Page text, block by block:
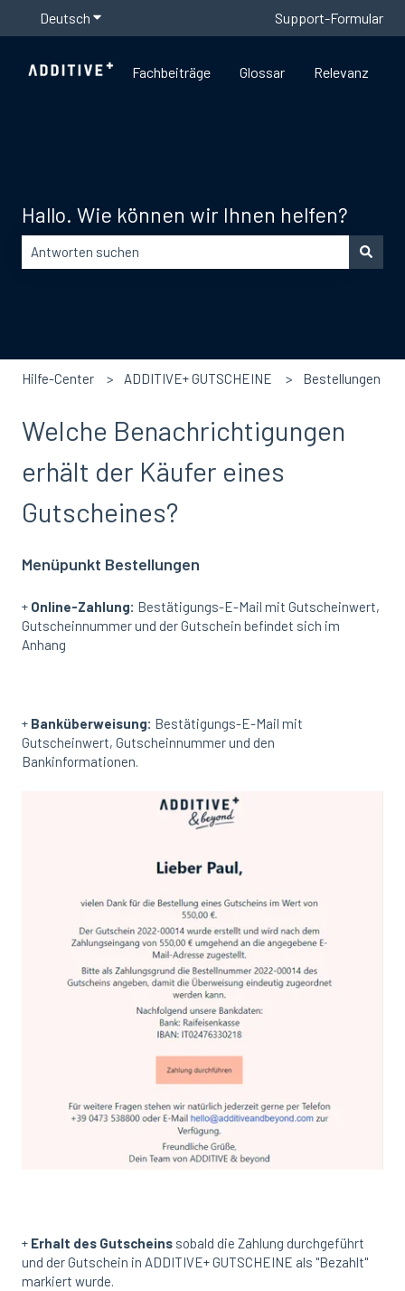
Deutsch Untermenü für Übersetzungen anzeigenSupport-Formular
Fachbeiträge Glossar Relevanz
Hallo. Wie können wir Ihnen helfen?
Hilfe-Center ADDITIVE+ GUTSCHEINE Bestellungen
Welche Benachrichtigungen
erhält der Käufer eines
Gutscheines?
Menüpunkt Bestellungen
+ Online-Zahlung: Bestätigungs-E-Mail mit Gutscheinwert,
Gutscheinnummer und der Gutschein befindet sich im
Anhang
+ Banküberweisung: Bestätigungs-E-Mail mit
Gutscheinwert, Gutscheinnummer und den
Bankinformationen.
+ Erhalt des Gutscheins sobald die Zahlung durchgeführt
und der Gutschein in ADDITIVE+ GUTSCHEINE als "Bezahlt"
markiert wurde.